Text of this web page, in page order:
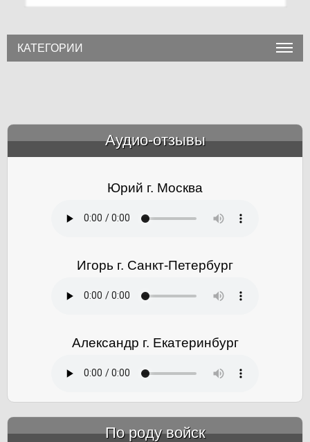
КАТЕГОРИИ
Аудио-отзывы
Юрий г. Москва
Игорь г. Санкт-Петербург
Александр г. Екатеринбург
По роду войск